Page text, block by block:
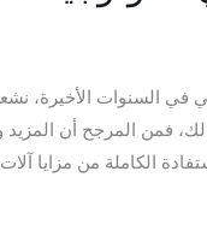
في السنوات الأخيرة،
فمن المرجح أن المزيد
الكاملة من مزايا